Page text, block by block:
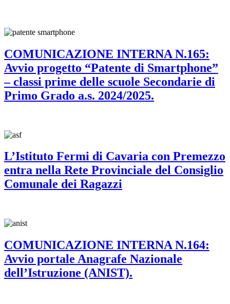
COMUNICAZIONE INTERNA N.165:
Avvio progetto “Patente di Smartphone”
– classi prime delle scuole Secondarie di
Primo Grado a.s. 2024/2025.
L’Istituto Fermi di Cavaria con Premezzo
entra nella Rete Provinciale del Consiglio
Comunale dei Ragazzi
COMUNICAZIONE INTERNA N.164:
Avvio portale Anagrafe Nazionale
dell’Istruzione (ANIST).